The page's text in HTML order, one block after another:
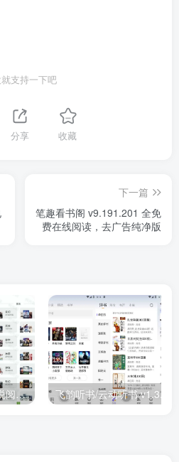
支持一下吧
分享 收藏
下一篇
笔趣看书阁 v9.191.201 全免
费在线阅读，去广告纯净版
小书包 v24.08.01 开源小说阅读器，阅读二开版，内置源小说